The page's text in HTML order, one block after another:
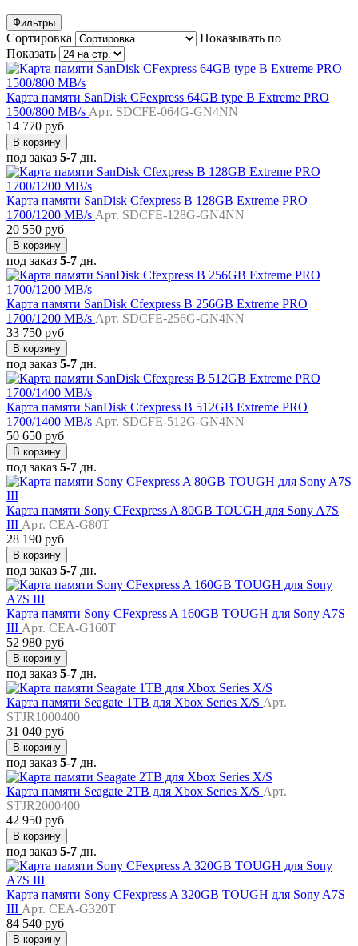
Фильтры
Сортировка
Показывать по
Показать
Карта памяти SanDisk CFexpress 64GB type B Extreme PRO
1500/800 MB/s Арт. SDCFE-064G-GN4NN
14 770 руб
В корзину
под заказ 5-7 дн.
Карта памяти SanDisk Cfexpress B 128GB Extreme PRO
1700/1200 MB/s Арт. SDCFE-128G-GN4NN
20 550 руб
В корзину
под заказ 5-7 дн.
Карта памяти SanDisk Cfexpress B 256GB Extreme PRO
1700/1200 MB/s Арт. SDCFE-256G-GN4NN
33 750 руб
В корзину
под заказ 5-7 дн.
Карта памяти SanDisk Cfexpress B 512GB Extreme PRO
1700/1400 MB/s Арт. SDCFE-512G-GN4NN
50 650 руб
В корзину
под заказ 5-7 дн.
Карта памяти Sony CFexpress A 80GB TOUGH для Sony A7S
III Арт. CEA-G80T
28 190 руб
В корзину
под заказ 5-7 дн.
Карта памяти Sony CFexpress A 160GB TOUGH для Sony A7S
III Арт. CEA-G160T
52 980 руб
В корзину
под заказ 5-7 дн.
Карта памяти Seagate 1TB для Xbox Series X/S Арт.
STJR1000400
31 040 руб
В корзину
под заказ 5-7 дн.
Карта памяти Seagate 2TB для Xbox Series X/S Арт.
STJR2000400
42 950 руб
В корзину
под заказ 5-7 дн.
Карта памяти Sony CFexpress A 320GB TOUGH для Sony A7S
III Арт. CEA-G320T
84 540 руб
В корзину